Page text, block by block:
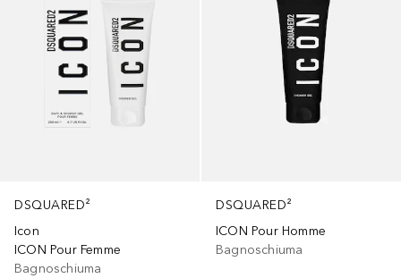
DSQUARED²
Icon
ICON Pour Femme
Bagnoschiuma
DSQUARED²
ICON Pour Homme
Bagnoschiuma